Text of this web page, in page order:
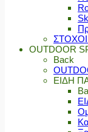
OUTDOOR
Back
ΕΙΔΗ